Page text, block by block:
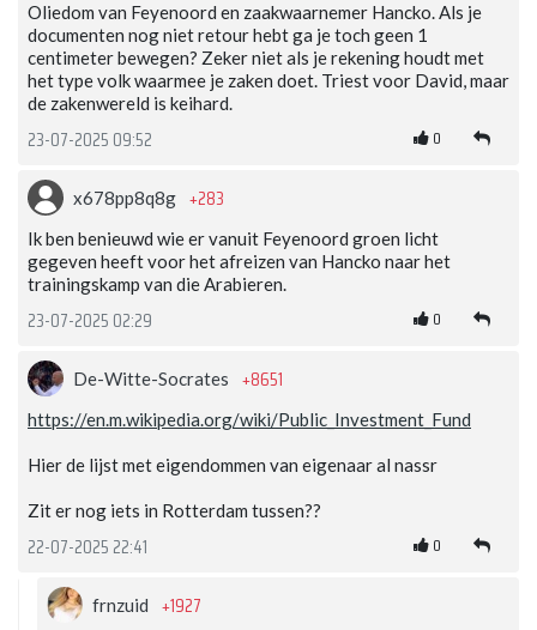
Oliedom van Feyenoord en zaakwaarnemer Hancko. Als je
documenten nog niet retour hebt ga je toch geen 1
centimeter bewegen? Zeker niet als je rekening houdt met
het type volk waarmee je zaken doet. Triest voor David, maar
de zakenwereld is keihard.
23-07-2025 09:52 0
x678pp8q8g +283
Ik ben benieuwd wie er vanuit Feyenoord groen licht
gegeven heeft voor het afreizen van Hancko naar het
trainingskamp van die Arabieren.
23-07-2025 02:29 0
De-Witte-Socrates +8651
https://en.m.wikipedia.org/wiki/Public_Investment_Fund
Hier de lijst met eigendommen van eigenaar al nassr
Zit er nog iets in Rotterdam tussen??
22-07-2025 22:41 0
frnzuid +1927